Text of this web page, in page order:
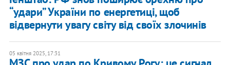
“удари” України по енергетиці, щоб
відвернути увагу світу від своїх злочинів
05 квітня 2025, 17:31